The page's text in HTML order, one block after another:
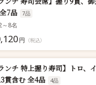
7品 7品
～8名
円 （税込）
ランチ 特上握り寿司】トロ、
貫含む 全4品
4品